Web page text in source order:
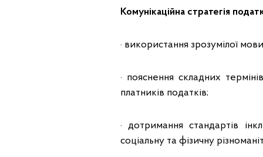
Комунікаційна стратегія
· використання зрозумілої
· пояснення складних
платників податків;
· дотримання стандартів
соціальну та фізичну